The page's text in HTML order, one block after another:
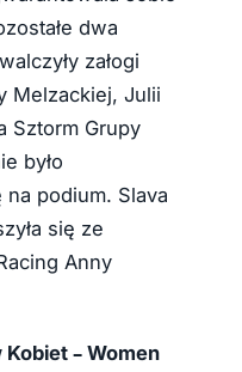
dwa
załogi
Melzackiej, Julii
Sztorm Grupy
było
podium. Slava
się ze
Anny
– Women